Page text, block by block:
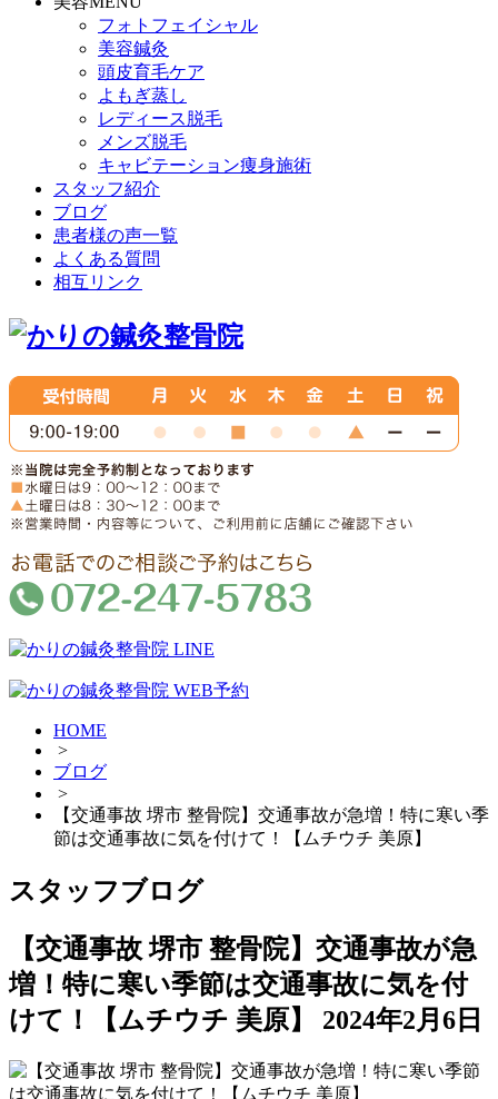
フォトフェイシャル
美容鍼灸
頭皮育毛ケア
よもぎ蒸し
レディース脱毛
メンズ脱毛
キャビテーション痩身施術
スタッフ紹介
ブログ
患者様の声一覧
よくある質問
相互リンク
HOME
>
ブログ
>
【交通事故 堺市 整骨院】交通事故が急増！特に寒い季
節は交通事故に気を付けて！【ムチウチ 美原】
スタッフブログ
【交通事故 堺市 整骨院】交通事故が急
増！特に寒い季節は交通事故に気を付
けて！【ムチウチ 美原】
2024年2月6日